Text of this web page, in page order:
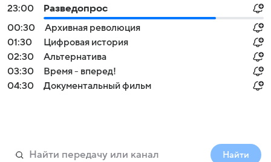
23:00
Разведопрос
00:30
Архивная революция
01:30
Цифровая история
02:30
Альтернатива
03:30
Время - вперед!
04:30
Документальный фильм
Найти